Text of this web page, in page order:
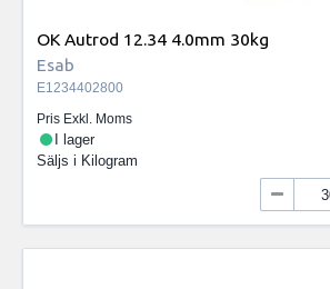
OK Autrod 12.34 4.0mm 30kg
Esab
E1234402800
Pris Exkl. Moms
I lager
Säljs i Kilogram